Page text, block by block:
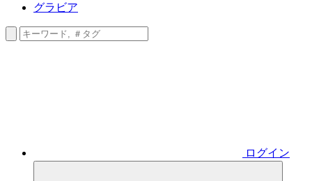
グラビア
ログイン